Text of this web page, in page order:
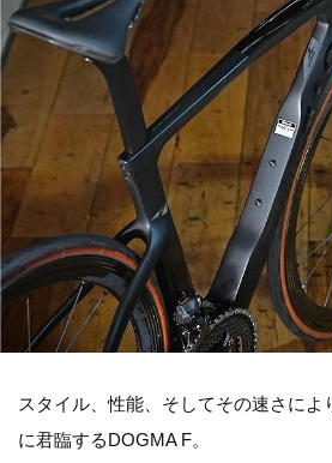
スタイル、性能、そしてその速さによ
に君臨するDOGMA F。